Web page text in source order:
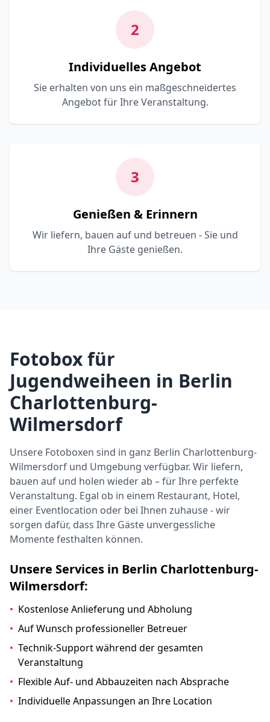
2
Individuelles Angebot
Sie erhalten von uns ein maßgeschneidertes
Angebot für Ihre Veranstaltung.
3
Genießen & Erinnern
Wir liefern, bauen auf und betreuen - Sie und
Ihre Gäste genießen.
Fotobox für
Jugendweiheen in Berlin
Charlottenburg-
Wilmersdorf
Unsere Fotoboxen sind in ganz Berlin Charlottenburg-
Wilmersdorf und Umgebung verfügbar. Wir liefern,
bauen auf und holen wieder ab – für Ihre perfekte
Veranstaltung. Egal ob in einem Restaurant, Hotel,
einer Eventlocation oder bei Ihnen zuhause - wir
sorgen dafür, dass Ihre Gäste unvergessliche
Momente festhalten können.
Unsere Services in Berlin Charlottenburg-
Wilmersdorf:
• Kostenlose Anlieferung und Abholung
• Auf Wunsch professioneller Betreuer
• Technik-Support während der gesamten
Veranstaltung
• Flexible Auf- und Abbauzeiten nach Absprache
• Individuelle Anpassungen an Ihre Location